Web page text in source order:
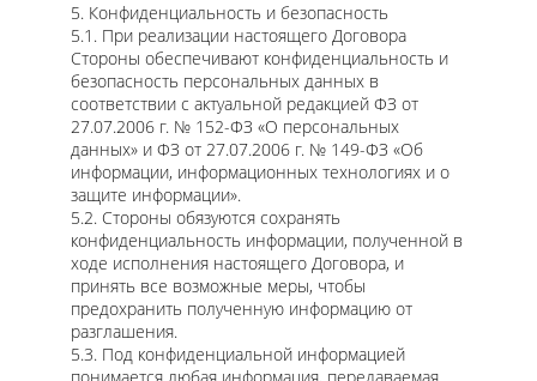
5. Конфиденциальность и безопасность
5.1. При реализации настоящего Договора
Стороны обеспечивают конфиденциальность и
безопасность персональных данных в
соответствии с актуальной редакцией ФЗ от
27.07.2006 г. № 152-ФЗ «О персональных
данных» и ФЗ от 27.07.2006 г. № 149-ФЗ «Об
информации, информационных технологиях и о
защите информации».
5.2. Стороны обязуются сохранять
конфиденциальность информации, полученной в
ходе исполнения настоящего Договора, и
принять все возможные меры, чтобы
предохранить полученную информацию от
разглашения.
5.3. Под конфиденциальной информацией